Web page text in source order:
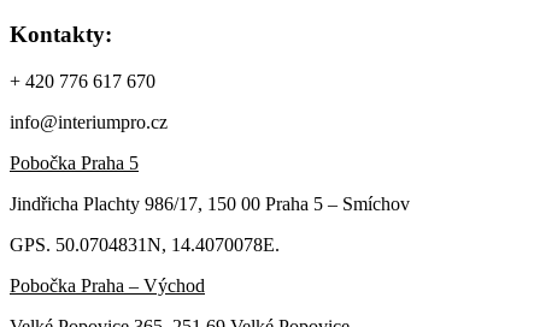
Kontakty:
+ 420 776 617 670
info@interiumpro.cz
Pobočka Praha 5
Jindřicha Plachty 986/17, 150 00 Praha 5 – Smíchov
GPS. 50.0704831N, 14.4070078E.
Pobočka Praha – Východ